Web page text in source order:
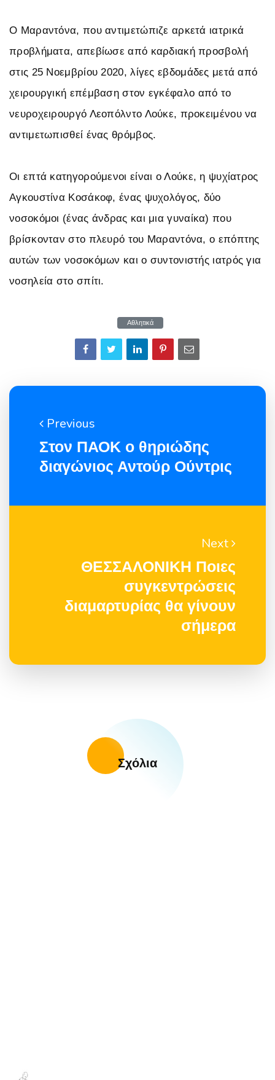
Ο Μαραντόνα, που αντιμετώπιζε αρκετά ιατρικά
προβλήματα, απεβίωσε από καρδιακή προσβολή
στις 25 Νοεμβρίου 2020, λίγες εβδομάδες μετά από
χειρουργική επέμβαση στον εγκέφαλο από το
νευροχειρουργό Λεοπόλντο Λούκε, προκειμένου να
αντιμετωπισθεί ένας θρόμβος.
Οι επτά κατηγορούμενοι είναι ο Λούκε, η ψυχίατρος
Αγκουστίνα Κοσάκοφ, ένας ψυχολόγος, δύο
νοσοκόμοι (ένας άνδρας και μια γυναίκα) που
βρίσκονταν στο πλευρό του Μαραντόνα, ο επόπτης
αυτών των νοσοκόμων και ο συντονιστής ιατρός για
νοσηλεία στο σπίτι.
Αθλητικά
Previous
Στον ΠΑΟΚ ο θηριώδης
διαγώνιος Αντούρ Ούντρις
Next
ΘΕΣΣΑΛΟΝΙΚΗ Ποιες
συγκεντρώσεις
διαμαρτυρίας θα γίνουν
σήμερα
Σχόλια